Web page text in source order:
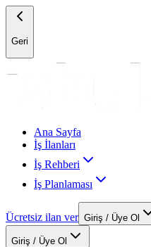
Geri
Ana Sayfa
İş İlanları
İş Rehberi
İş Planlaması
Ücretsiz ilan ver Giriş / Üye Ol
Giriş / Üye Ol